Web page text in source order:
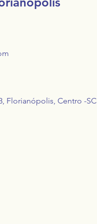
Florianópolis, Centro -SC